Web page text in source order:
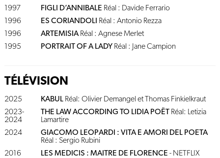
1997
FIGLI D’ANNIBALE Réal : Davide Ferrario
1996
ES CORIANDOLI Réal : Antonio Rezza
1996
ARTEMISIARéal : Agnese Merlet
1995
PORTRAIT OF A LADYRéal : Jane Campion
TÉLÉVISION
2025 KABULRéal: Olivier Demangel et Thomas Finkielkraut
2023-
2024
THE LAW ACCORDING TO LIDIA POËTRéal: Letizia
Lamartire
2024
GIACOMO LEOPARDI : VITA E AMORI DEL POETA
Réal : Sergio Rubini
2016
LES MEDICIS : MAITRE DE FLORENCE - NETFLIX